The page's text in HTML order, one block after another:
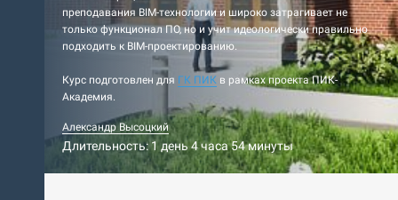
преподавания BIM-технологии и широко затрагивает не
только функционал ПО, но и учит идеологически правильно
подходить к BIM-проектированию.
Курс подготовлен для ГК ПИК в рамках проекта ПИК-
Академия.
Александр Высоцкий
Длительность: 1 день 4 часа 54 минуты